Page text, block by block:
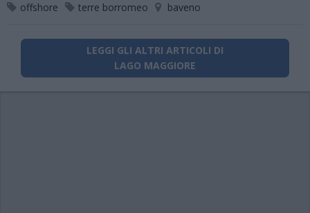
offshore
terre borromeo baveno
LEGGI GLI ALTRI ARTICOLI DI
LAGO MAGGIORE